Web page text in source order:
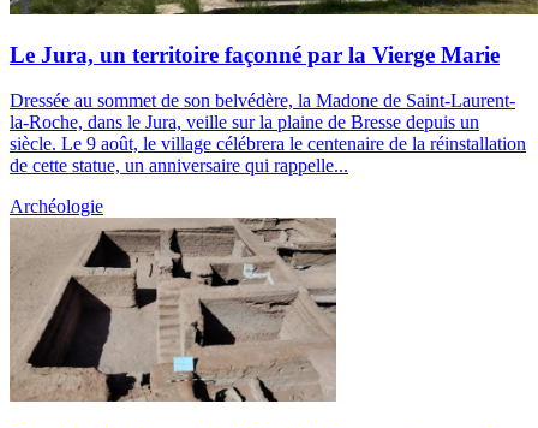
Le Jura, un territoire façonné par la Vierge Marie
Dressée au sommet de son belvédère, la Madone de Saint-Laurent-
la-Roche, dans le Jura, veille sur la plaine de Bresse depuis un
siècle. Le 9 août, le village célébrera le centenaire de la réinstallation
de cette statue, un anniversaire qui rappelle...
Archéologie